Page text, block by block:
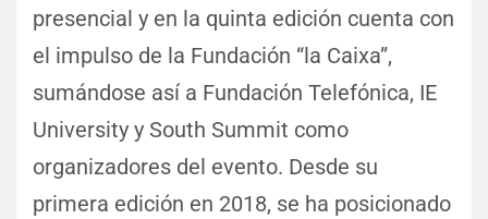
presencial y en la quinta edición cuenta con
el impulso de la Fundación “la Caixa”,
sumándose así a Fundación Telefónica, IE
University y South Summit como
organizadores del evento. Desde su
primera edición en 2018, se ha posicionado